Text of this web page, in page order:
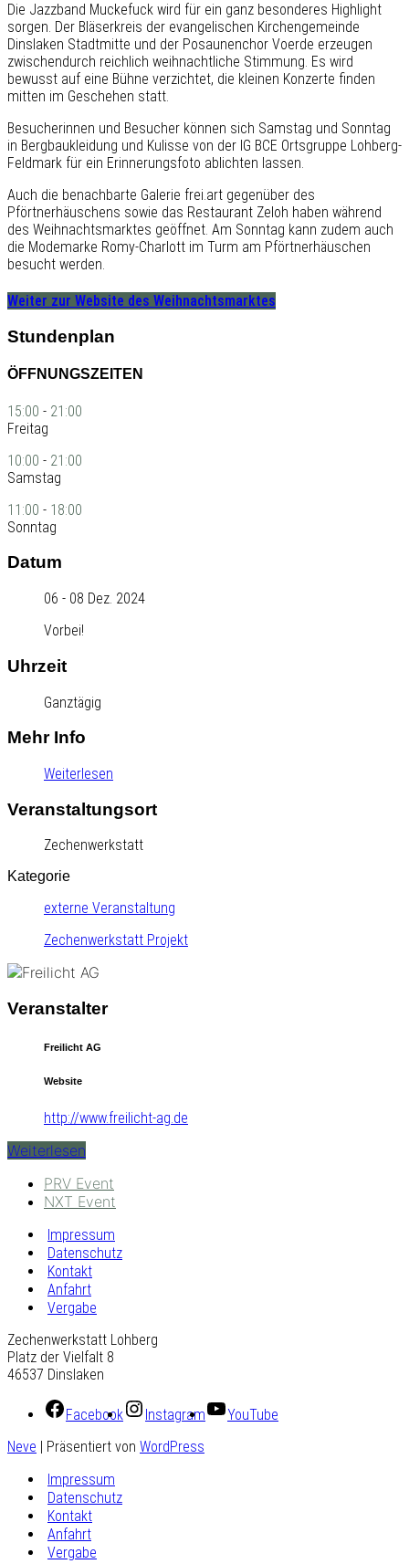
Die Jazzband Muckefuck wird für ein ganz besonderes Highlight
sorgen. Der Bläserkreis der evangelischen Kirchengemeinde
Dinslaken Stadtmitte und der Posaunenchor Voerde erzeugen
zwischendurch reichlich weihnachtliche Stimmung. Es wird
bewusst auf eine Bühne verzichtet, die kleinen Konzerte finden
mitten im Geschehen statt.
Besucherinnen und Besucher können sich Samstag und Sonntag
in Bergbaukleidung und Kulisse von der IG BCE Ortsgruppe Lohberg-
Feldmark für ein Erinnerungsfoto ablichten lassen.
Auch die benachbarte Galerie frei.art gegenüber des
Pförtnerhäuschens sowie das Restaurant Zeloh haben während
des Weihnachtsmarktes geöffnet. Am Sonntag kann zudem auch
die Modemarke Romy-Charlott im Turm am Pförtnerhäuschen
besucht werden.
Weiter zur Website des Weihnachtsmarktes
Stundenplan
ÖFFNUNGSZEITEN
15:00 - 21:00
Freitag
10:00 - 21:00
Samstag
11:00 - 18:00
Sonntag
Datum
06 - 08 Dez. 2024
Vorbei!
Uhrzeit
Ganztägig
Mehr Info
Weiterlesen
Veranstaltungsort
Zechenwerkstatt
Kategorie
externe Veranstaltung
Zechenwerkstatt Projekt
Veranstalter
Freilicht AG
Website
http://www.freilicht-ag.de
Weiterlesen
PRV Event
NXT Event
Impressum
Datenschutz
Kontakt
Anfahrt
Vergabe
Zechenwerkstatt Lohberg
Platz der Vielfalt 8
46537 Dinslaken
Facebook Instagram
YouTube
Neve | Präsentiert von WordPress
Impressum
Datenschutz
Kontakt
Anfahrt
Vergabe